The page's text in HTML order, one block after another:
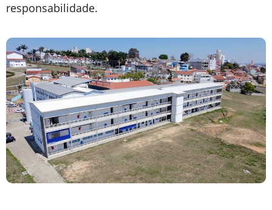
responsabilidade.